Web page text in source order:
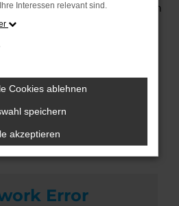
beraten – wir freuen
Neuwagen zu
Error
Interessen relevant sind.
Cookies ablehnen
speichern
akzeptieren